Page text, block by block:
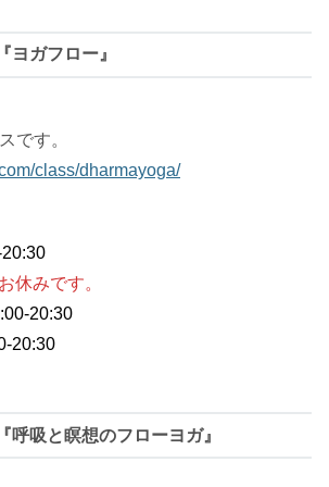
ガフロー』
です。
class/dharmayoga/
休みです。
20:30
20:30
吸と瞑想のフローヨガ』